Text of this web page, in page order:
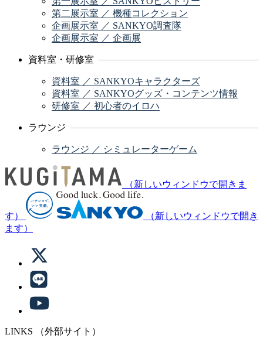
第二展示室 ／ 機種コレクション
企画展示室 ／ SANKYO調査隊
企画展示室 ／ 企画展
資料室・研修室
資料室 ／ SANKYOキャラクターズ
資料室 ／ SANKYOグッズ・コンテンツ情報
研修室 ／ 初心者のイロハ
ラウンジ
ラウンジ ／ シミュレーターゲーム
（新しいウィンドウで開きま
す）
（新しいウィンドウで開き
ます）
LINKS （外部サイト）